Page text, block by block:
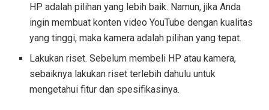
HP adalah pilihan yang lebih baik. Namun, jika Anda
ingin membuat konten video YouTube dengan kualitas
yang tinggi, maka kamera adalah pilihan yang tepat.
Lakukan riset. Sebelum membeli HP atau kamera,
sebaiknya lakukan riset terlebih dahulu untuk
mengetahui fitur dan spesifikasinya.